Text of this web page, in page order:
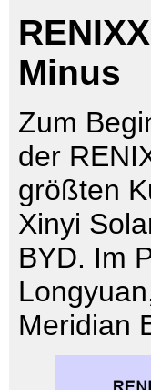
Minus
Zum
der
größten
Xinyi
BYD. Im
Meridian